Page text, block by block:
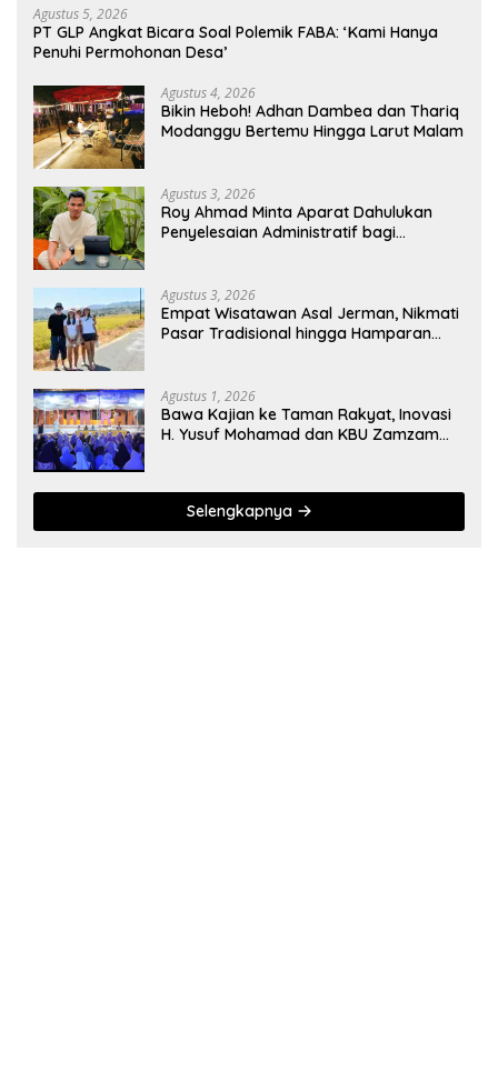
Agustus 5, 2026
PT GLP Angkat Bicara Soal Polemik FABA: ‘Kami Hanya
Penuhi Permohonan Desa’
Agustus 4, 2026
Bikin Heboh! Adhan Dambea dan Thariq
Modanggu Bertemu Hingga Larut Malam
Agustus 3, 2026
Roy Ahmad Minta Aparat Dahulukan
Penyelesaian Administratif bagi
Agustus 3, 2026
Empat Wisatawan Asal Jerman, Nikmati
Pasar Tradisional hingga Hamparan
Agustus 1, 2026
Bawa Kajian ke Taman Rakyat, Inovasi
H. Yusuf Mohamad dan KBU Zamzam
Selengkapnya